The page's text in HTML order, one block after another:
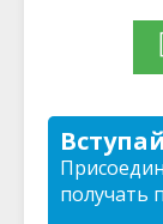
получать